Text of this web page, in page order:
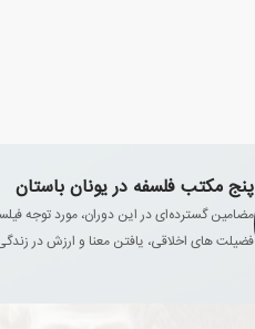
پنج مکتب فلسفه در یونان باستان
مضامین گسترده‌ای در این دوران، مورد توجه
فضیلت های اخلاقی، یافتن معنا و ارزش در